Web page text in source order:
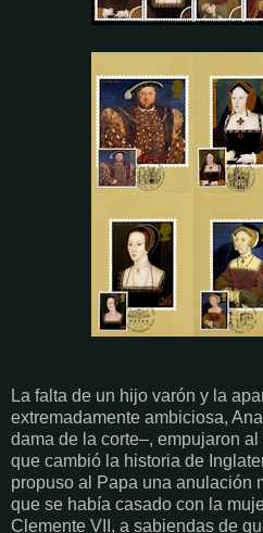
La falta de un hijo varón y la
extremadamente ambiciosa,
dama de la corte–, empujaron
que cambió la historia de
propuso al Papa una anulación
que se había casado con la
Clemente VII, a sabiendas de